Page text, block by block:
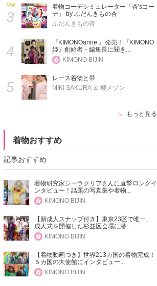
3
着物コーデシミュレーター「杏'sコー
デ」 by ふだんきもの杏
ふだんきもの杏
4
『KIMONOanne.』発売！『KIMONO
姫』創始者・編集長に聞き...
KIMONO BIJIN
5
レース着物と帯
MIKI SAKURA ＆ 櫻メゾン
もっと見る
着物おすすめ
記事おすすめ
着物研究家シーラクリフさんに直撃ロングイ
ンタビュー！話題の写真集や着物...
KIMONO BIJIN
【新成人スナップ付き】東京23区で唯一、
成人式を開催した杉並区会場に潜...
KIMONO BIJIN
【着物動画つき】世界213カ国の着物完成！
５カ国の大使館にインタビュー...
KIMONO BIJIN